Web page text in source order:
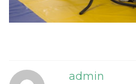
admin